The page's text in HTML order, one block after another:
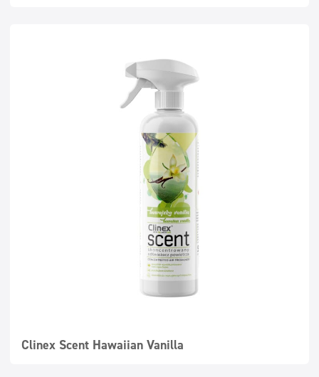
Clinex Scent Hawaiian Vanilla